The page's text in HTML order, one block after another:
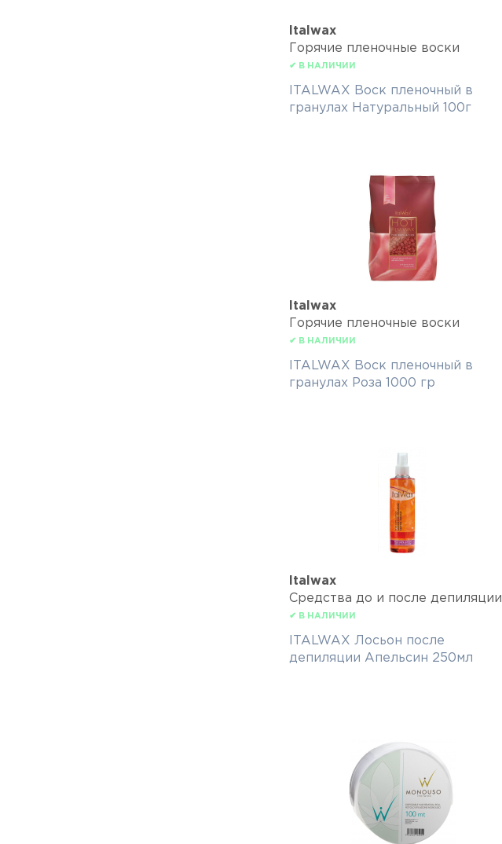
Italwax
Горячие пленочные воски
✔ В НАЛИЧИИ
ITALWAX Воск пленочный в
гранулах Натуральный 100г
Italwax
Горячие пленочные воски
✔ В НАЛИЧИИ
ITALWAX Воск пленочный в
гранулах Роза 1000 гр
Italwax
Средства до и после депиляции
✔ В НАЛИЧИИ
ITALWAX Лосьон после
депиляции Апельсин 250мл